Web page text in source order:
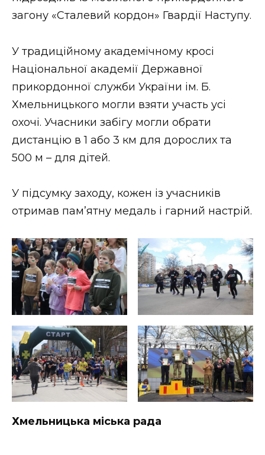
ЗАКАРПАТСЬКІ НОВИНИ
НОВИНИ ЗАХІДНОЇ УКРАЇНИ
ФОТО
ВІДЕО
загону «Сталевий кордон» Гвардії Наступу.
У традиційному академічному кросі
Національної академії Державної
прикордонної служби України ім. Б.
Хмельницького могли взяти участь усі
охочі. Учасники забігу могли обрати
дистанцію в 1 або 3 км для дорослих та
500 м – для дітей.
У підсумку заходу, кожен із учасників
отримав пам’ятну медаль і гарний настрій.
Хмельницька міська рада